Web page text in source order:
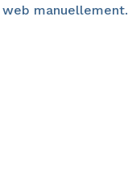
manuellement.